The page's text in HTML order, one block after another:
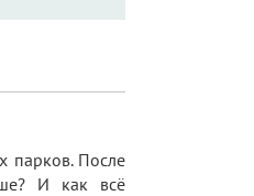
парков. После
И как всё